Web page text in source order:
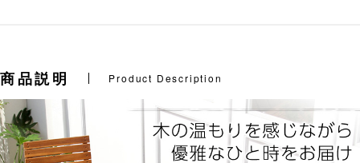
商品説明 Product Description